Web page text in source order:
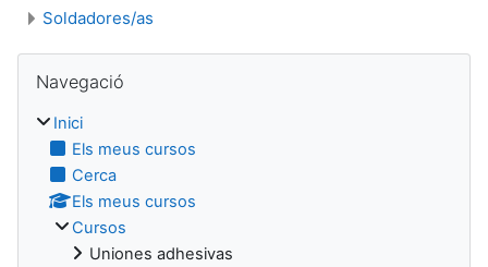
Soldadores/as
Blocs
Navegació
Inici
Els meus cursos
Cerca
Els meus cursos
Cursos
Uniones adhesivas